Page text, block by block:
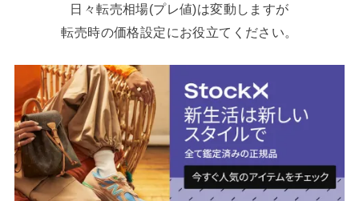
日々転売相場(プレ値)は変動しますが
転売時の価格設定にお役立てください。